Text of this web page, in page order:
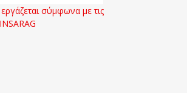
σύμφωνα με τις